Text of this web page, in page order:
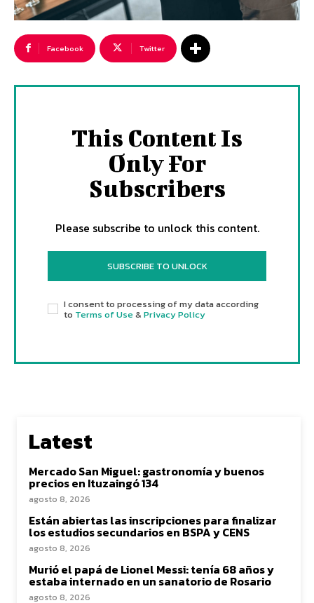
Facebook Twitter
This Content Is
Only For
Subscribers
Please subscribe to unlock this content.
SUBSCRIBE TO UNLOCK
I consent to processing of my data according
to Terms of Use& Privacy Policy
Latest
Mercado San Miguel: gastronomía y buenos
precios en Ituzaingó 134
agosto 8, 2026
Están abiertas las inscripciones para finalizar
los estudios secundarios en BSPA y CENS
agosto 8, 2026
Murió el papá de Lionel Messi: tenía 68 años y
estaba internado en un sanatorio de Rosario
agosto 8, 2026